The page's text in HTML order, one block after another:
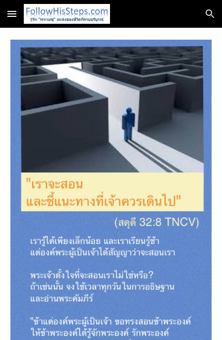
Skip to main content Skip to navigation